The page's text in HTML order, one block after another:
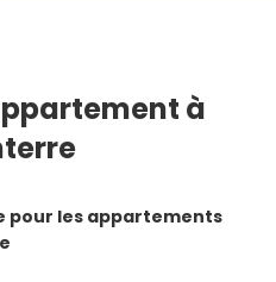
à
pour les appartements